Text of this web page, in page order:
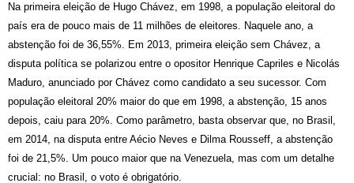
Na primeira eleição de Hugo Chávez, em 1998, a população eleitoral do
país era de pouco mais de 11 milhões de eleitores. Naquele ano, a
abstenção foi de 36,55%. Em 2013, primeira eleição sem Chávez, a
disputa política se polarizou entre o opositor Henrique Capriles e Nicolás
Maduro, anunciado por Chávez como candidato a seu sucessor. Com
população eleitoral 20% maior do que em 1998, a abstenção, 15 anos
depois, caiu para 20%. Como parâmetro, basta observar que, no Brasil,
em 2014, na disputa entre Aécio Neves e Dilma Rousseff, a abstenção
foi de 21,5%. Um pouco maior que na Venezuela, mas com um detalhe
crucial: no Brasil, o voto é obrigatório.